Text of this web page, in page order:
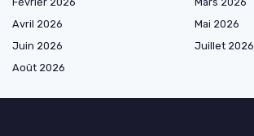
Avril 2026
Mai 2026
Juin 2026
Juillet 2026
Août 2026